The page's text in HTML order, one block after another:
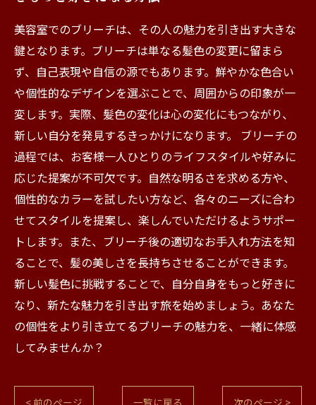
美容室でのブリーチは、その人の魅力を引き出す大きな
鍵となります。ブリーチは単なる髪色の変更に留まら
ず、自己表現や自信の源でもあります。鮮やかな色合い
や個性的なデザインを選ぶことで、周囲からの印象が一
変します。実際、髪色の変化は心の変化にもつながり、
新しい自分を発見するきっかけになります。 ブリーチの
過程では、お客様一人ひとりのライフスタイルや好みに
応じた提案が不可欠です。自然な明るさを求める方や、
個性的なカラーを試したい方など、各々のニーズに合わ
せてスタイルを提案し、楽しんでいただけるようサポー
トします。また、ブリーチ後の適切なお手入れ方法を知
ることで、髪の美しさを長持ちさせることができます。
新しい髪色に挑戦することで、自分自身をもっと好きに
なり、新たな魅力を引き出す旅を始めましょう。あなた
の個性をより引き立てるブリーチの魅力を、一緒に体感
してみませんか？
< 前のページ 一覧に戻る 次のページ >